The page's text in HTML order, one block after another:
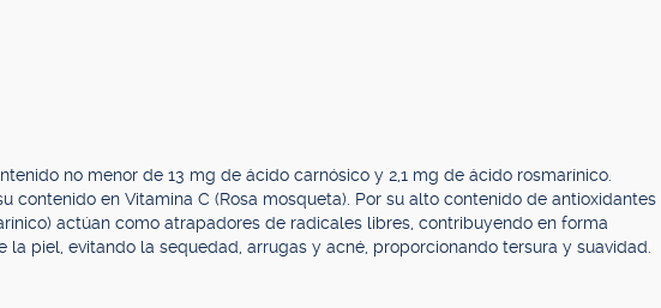
no menor de 13 mg de ácido carnósico y 2,1 mg de ácido rosmarínico.
contenido en Vitamina C (Rosa mosqueta). Por su alto contenido de antioxidantes
actúan como atrapadores de radicales libres, contribuyendo en forma
piel, evitando la sequedad, arrugas y acné, proporcionando tersura y suavidad.